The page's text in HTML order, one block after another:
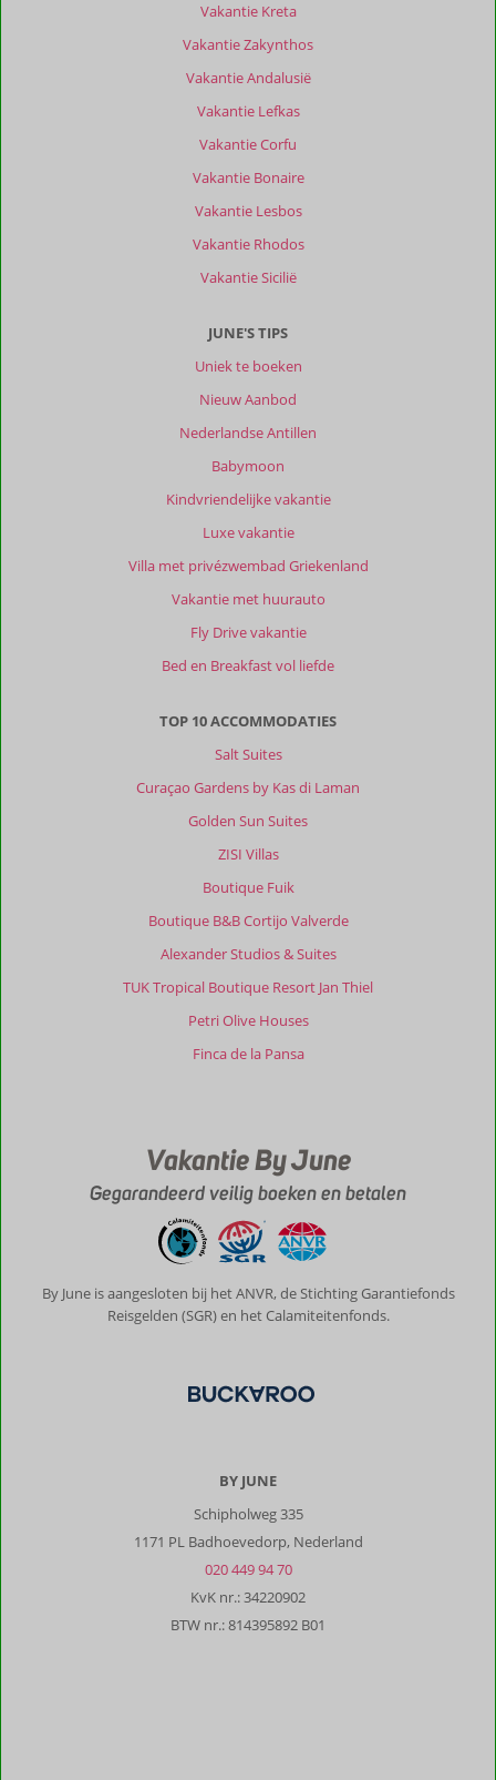
Vakantie Kreta
Vakantie Zakynthos
Vakantie Andalusië
Vakantie Lefkas
Vakantie Corfu
Vakantie Bonaire
Vakantie Lesbos
Vakantie Rhodos
Vakantie Sicilië
JUNE'S TIPS
Uniek te boeken
Nieuw Aanbod
Nederlandse Antillen
Babymoon
Kindvriendelijke vakantie
Luxe vakantie
Villa met privézwembad Griekenland
Vakantie met huurauto
Fly Drive vakantie
Bed en Breakfast vol liefde
TOP 10 ACCOMMODATIES
Salt Suites
Curaçao Gardens by Kas di Laman
Golden Sun Suites
ZISI Villas
Boutique Fuik
Boutique B&B Cortijo Valverde
Alexander Studios & Suites
TUK Tropical Boutique Resort Jan Thiel
Petri Olive Houses
Finca de la Pansa
Vakantie By June
Gegarandeerd veilig boeken en betalen
By June is aangesloten bij het ANVR, de Stichting Garantiefonds
Reisgelden (SGR) en het Calamiteitenfonds.
BY JUNE
Schipholweg 335
1171 PL Badhoevedorp, Nederland
020 449 94 70
KvK nr.: 34220902
BTW nr.: 814395892 B01